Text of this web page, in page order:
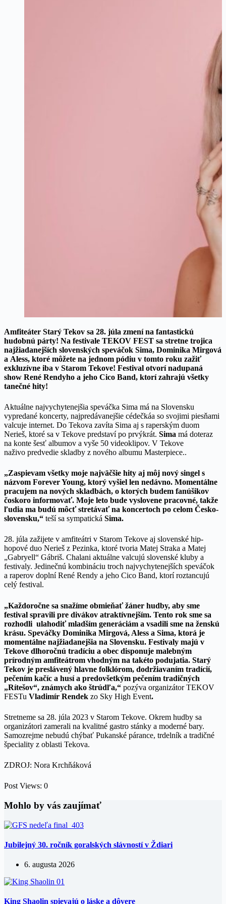
Amfiteáter Starý Tekov sa 28. júla zmení na fantastickú
hudobnú párty! Na festivale TEKOV FEST sa stretne trojica
najžiadanejších slovenských speváčok Sima, Dominika Mirgová
a Aless, ktoré môžete na jednom pódiu v tomto roku zažiť
exkluzívne iba v Starom Tekove! Festival otvorí nadupaná
show René Rendyho a jeho Cico Band, ktorí zahrajú všetky
tanečné hity!
Aktuálne najvychytenejšia speváčka Sima má na Slovensku
vypredané koncerty, najpredávanejšie cédečkáa so svojimi piesňami
valcuje internet. Do Tekova zavíta Sima aj s raperským duom
Nerieš, ktoré sa v Tekove predstaví po prvýkrát. Sima má doteraz
na konte šesť albumov a vyše 50 videoklipov. V Tekove
naživo predvedie skladby z nového albumu Masterpiece..
„Zaspievam všetky moje najväčšie hity aj môj nový singel s
názvom Forever Young, ktorý vyšiel len nedávno. Momentálne
pracujem na nových skladbách, o ktorých budem fanúšikov
čoskoro informovať. Moje leto bude vyslovene pracovné, takže
ľudia ma budú môcť stretávať na koncertoch po celom Česko-
slovensku,“ teší sa sympatická Sima.
28. júla zažijete v amfiteátri v Starom Tekove aj slovenské hip-
hopové duo Nerieš z Pezinka, ktoré tvoria Matej Straka a Matej
„Gabryell“ Gábriš. Chalani aktuálne valcujú slovenské kluby a
festivaly. Jedinečnú kombináciu troch najvychytenejších speváčok
a raperov doplní René Rendy a jeho Cico Band, ktorí roztancujú
celý festival.
„Každoročne sa snažíme obmieňať žáner hudby, aby sme
festival spravili pre divákov atraktívnejším. Tento rok sme sa
rozhodli ulahodiť mladším generáciám a vsadili sme na ženskú
krásu. Speváčky Dominika Mirgová, Aless a Sima, ktorá je
momentálne najžiadanejšia na Slovensku. Festivaly majú v
Tekove dlhoročnú tradíciu a obec disponuje malebným
prírodným amfiteátrom vhodným na takéto podujatia. Starý
Tekov je preslávený hlavne folklórom, dodržiavaním tradícií,
pečením kačíc a husí a predovšetkým pečením tradičných
„Rítešov“, známych ako štrúdľa,“ pozýva organizátor TEKOV
FESTu Vladimír Rendek zo Sky High Event.
Stretneme sa 28. júla 2023 v Starom Tekove. Okrem hudby sa
organizátori zamerali na kvalitné gastro stánky a moderné bary.
Samozrejme nebudú chýbať Pukanské párance, trdelník a tradičné
špeciality z oblasti Tekova.
ZDROJ: Nora Krchňáková
Post Views: 0
Mohlo by vás zaujímať
Jubilejný 30. ročník goralských slávností v Ždiari
6. augusta 2026
King Shaolin spievajú o láske a dôvere